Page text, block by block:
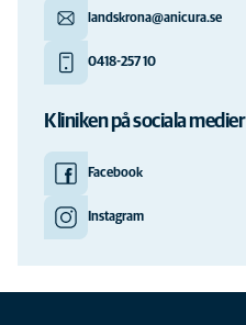
landskrona@anicura.se
0418-257 10
Kliniken på sociala medier
Facebook
Instagram